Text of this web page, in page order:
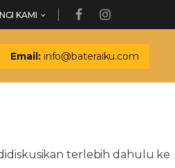
KAMI
Email: info@bateraiku.com
terlebih dahulu ke